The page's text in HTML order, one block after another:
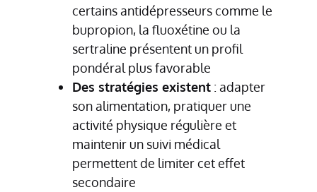
certains antidépresseurs comme le
bupropion, la fluoxétine ou la
sertraline présentent un profil
pondéral plus favorable
Des stratégies existent : adapter
son alimentation, pratiquer une
activité physique régulière et
maintenir un suivi médical
permettent de limiter cet effet
secondaire